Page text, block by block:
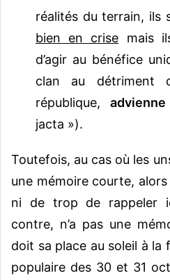
réalités du terrain, ils
bien en crise mais
d’agir au bénéfice
clan au détriment
république,
jacta »).
Toutefois, au cas où les
une mémoire courte,
ni de trop de rappeler
contre, n’a pas une
doit sa place au soleil à la
populaire des 30 et 31